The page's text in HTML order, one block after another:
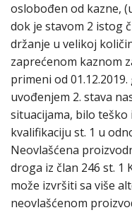
oslobođen od kazne,
dok je stavom 2 istog
držanje u velikoj
zaprećenom kaznom
primeni od
uvođenjem 2. stava
situacijama, bilo
kvalifikaciju st. 1 u
Neovlašćena
droga iz član 246 st. 1
može izvršiti sa više
neovlašćenom